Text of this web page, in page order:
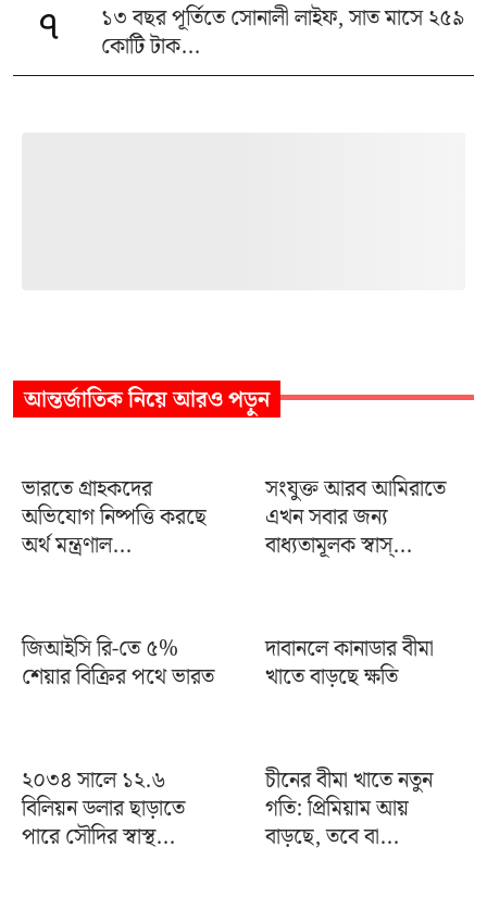
৭
১৩ বছর পূর্তিতে সোনালী লাইফ, সাত মাসে ২৫৯
কোটি টাক...
আন্তর্জাতিকনিয়ে আরও পড়ুন
ভারতে গ্রাহকদের
অভিযোগ নিষ্পত্তি করছে
অর্থ মন্ত্রণাল...
সংযুক্ত আরব আমিরাতে
এখন সবার জন্য
বাধ্যতামূলক স্বাস্...
জিআইসি রি-তে ৫%
শেয়ার বিক্রির পথে ভারত
দাবানলে কানাডার বীমা
খাতে বাড়ছে ক্ষতি
২০৩৪ সালে ১২.৬
বিলিয়ন ডলার ছাড়াতে
পারে সৌদির স্বাস্থ...
চীনের বীমা খাতে নতুন
গতি: প্রিমিয়াম আয়
বাড়ছে, তবে বা...